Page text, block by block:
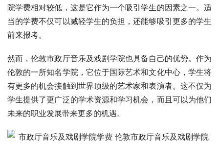
院学费相对较低，这是它作为一个吸引学生的因素之一。适
当的学费不仅可以减轻学生的负担，还能够吸引更多的学生
前来报考。
然而，伦敦市政厅音乐及戏剧学院也具备自己的优势。作为
伦敦的一所知名学院，它位于国际艺术和文化中心，学生将
有更多的机会接触到世界顶级的艺术家和表演者。这不仅为
学生提供了更广泛的学术资源和学习机会，而且可以为他们
未来的职业发展带来更多的机遇。